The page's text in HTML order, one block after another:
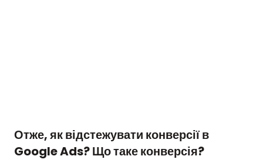
Отже, як відстежувати конверсії в
Google Ads? Що таке конверсія?